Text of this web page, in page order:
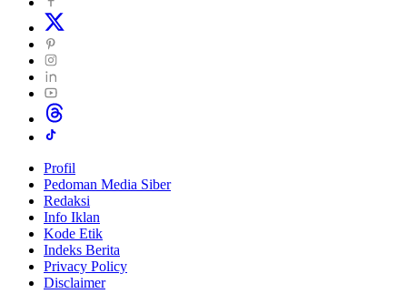
Profil
Pedoman Media Siber
Redaksi
Info Iklan
Kode Etik
Indeks Berita
Privacy Policy
Disclaimer